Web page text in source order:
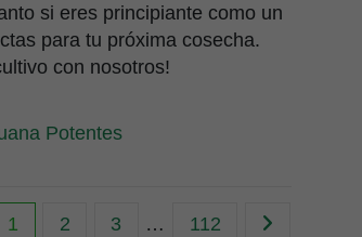
si eres principiante como un
para tu próxima cosecha.
con nosotros!
Potentes
1 2 3 … 112